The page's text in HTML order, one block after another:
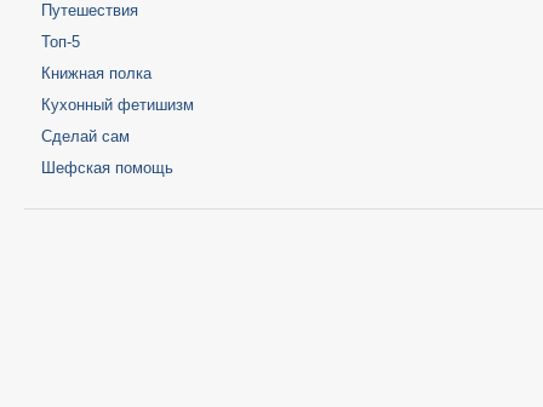
Путешествия
Топ-5
Книжная полка
Кухонный фетишизм
Сделай сам
Шефская помощь